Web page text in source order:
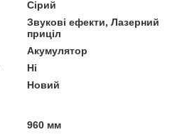
Сірий
Звукові ефекти, Лазерний
приціл
Акумулятор
Ні
Новий
960 мм